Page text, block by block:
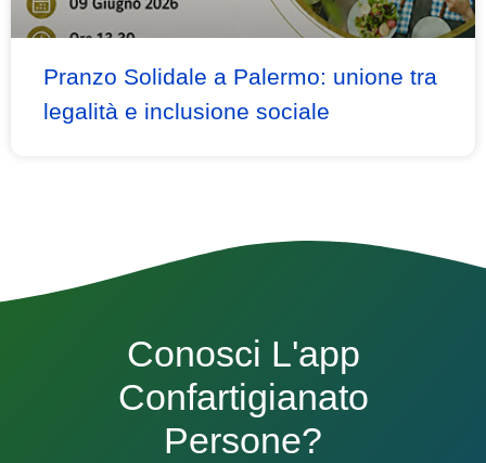
Pranzo Solidale a Palermo: unione tra
legalità e inclusione sociale
Conosci L'app
Confartigianato
Persone?